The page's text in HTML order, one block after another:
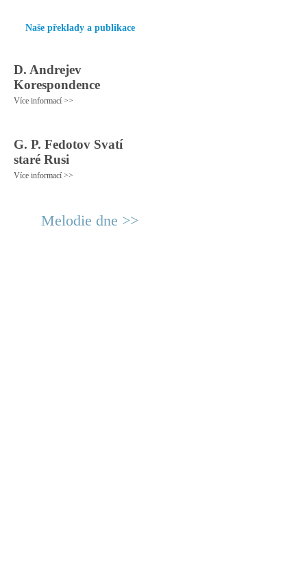
Naše překlady a publikace
D. Andrejev
Korespondence
Více informací >>
G. P. Fedotov Svatí
staré Rusi
Více informací >>
Melodie dne >>